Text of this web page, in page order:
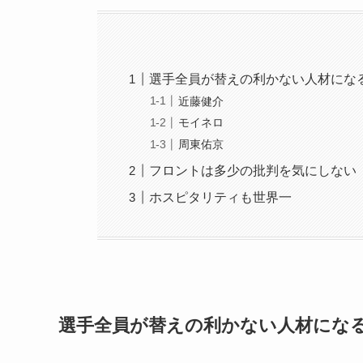
選手全員が替えの利かない人材にな
近藤健介
モイネロ
周東佑京
フロントは多少の批判を気にしない
ホスピタリティも世界一
選手全員が替えの利かない人材にな